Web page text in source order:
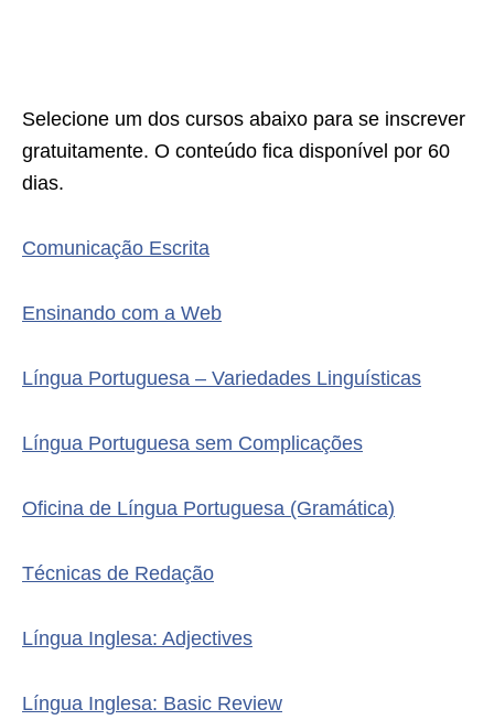
Selecione um dos cursos abaixo para se inscrever
gratuitamente. O conteúdo fica disponível por 60
dias.
Comunicação Escrita
Ensinando com a Web
Língua Portuguesa – Variedades Linguísticas
Língua Portuguesa sem Complicações
Oficina de Língua Portuguesa (Gramática)
Técnicas de Redação
Língua Inglesa: Adjectives
Língua Inglesa: Basic Review